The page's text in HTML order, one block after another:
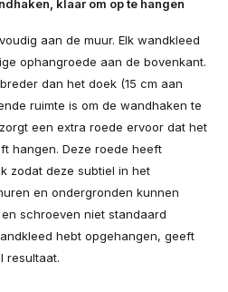
klaar om op te hangen
aan de muur. Elk wandkleed
ophangroede aan de bovenkant.
dan het doek (15 cm aan
ruimte is om de wandhaken te
een extra roede ervoor dat het
hangen. Deze roede heeft
zodat deze subtiel in het
en ondergronden kunnen
schroeven niet standaard
hebt opgehangen, geeft
resultaat.